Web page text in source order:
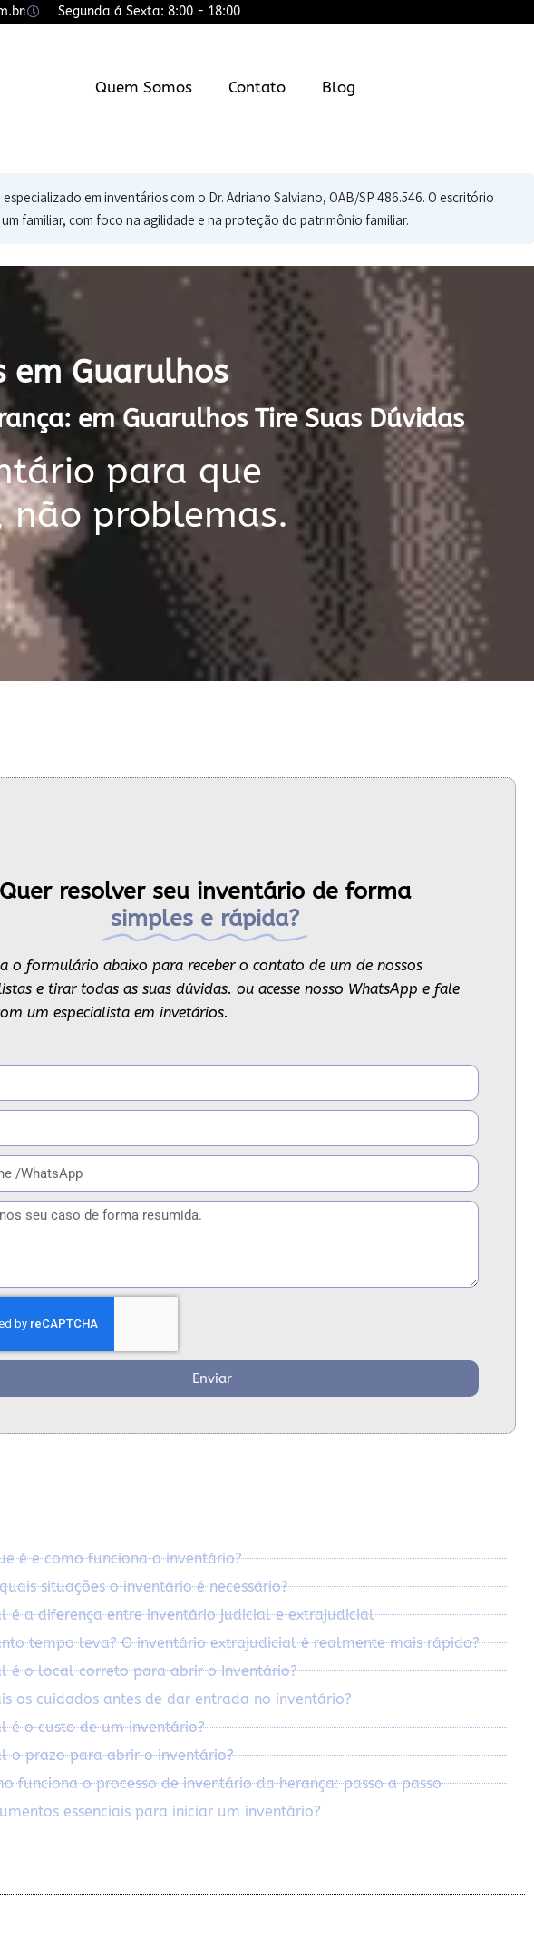
Segunda á Sexta: 8:00 - 18:00
Quem Somos Contato Blog
em inventários com o Dr. Adriano Salviano, OAB/SP 486.546. O escritório
familiar, com foco na agilidade e na proteção do patrimônio familiar.
em Guarulhos
em Guarulhos Tire Suas Dúvidas
para que
problemas.
Quer resolver seu inventário de forma
simples e rápida?
o formulário abaixo para receber o contato de um de nossos
e tirar todas as suas dúvidas. ou acesse nosso WhatsApp e fale
um especialista em invetários.
Enviar
é e como funciona o inventário?
situações o inventário é necessário?
é a diferença entre inventário judicial e extrajudicial
tempo leva? O inventário extrajudicial é realmente mais rápido?
é o local correto para abrir o Inventário?
os cuidados antes de dar entrada no inventário?
é o custo de um inventário?
o prazo para abrir o inventário?
funciona o processo de inventário da herança: passo a passo
essenciais para iniciar um inventário?